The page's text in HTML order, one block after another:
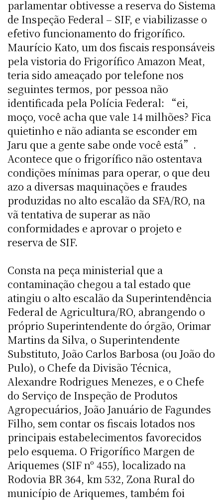
parlamentar obtivesse a reserva do Sistema
de Inspeção Federal – SIF, e viabilizasse o
efetivo funcionamento do frigorífico.
Maurício Kato, um dos fiscais responsáveis
pela vistoria do Frigorífico Amazon Meat,
teria sido ameaçado por telefone nos
seguintes termos, por pessoa não
identificada pela Polícia Federal: “ei,
moço, você acha que vale 14 milhões? Fica
quietinho e não adianta se esconder em
Jaru que a gente sabe onde você está”.
Acontece que o frigorífico não ostentava
condições mínimas para operar, o que deu
azo a diversas maquinações e fraudes
produzidas no alto escalão da SFA/RO, na
vã tentativa de superar as não
conformidades e aprovar o projeto e
reserva de SIF.
Consta na peça ministerial que a
contaminação chegou a tal estado que
atingiu o alto escalão da Superintendência
Federal de Agricultura/RO, abrangendo o
próprio Superintendente do órgão, Orimar
Martins da Silva, o Superintendente
Substituto, João Carlos Barbosa (ou João do
Pulo), o Chefe da Divisão Técnica,
Alexandre Rodrigues Menezes, e o Chefe
do Serviço de Inspeção de Produtos
Agropecuários, João Januário de Fagundes
Filho, sem contar os fiscais lotados nos
principais estabelecimentos favorecidos
pelo esquema. O Frigorífico Margen de
Ariquemes (SIF nº 455), localizado na
Rodovia BR 364, km 532, Zona Rural do
município de Ariquemes, também foi